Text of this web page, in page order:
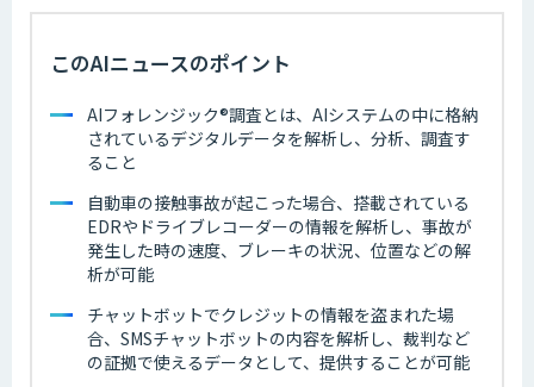
このAIニュースのポイント
AIフォレンジック®️調査とは、AIシステムの中に格納
されているデジタルデータを解析し、分析、調査す
ること
自動車の接触事故が起こった場合、搭載されている
EDRやドライブレコーダーの情報を解析し、事故が
発生した時の速度、ブレーキの状況、位置などの解
析が可能
チャットボットでクレジットの情報を盗まれた場
合、SMSチャットボットの内容を解析し、裁判など
の証拠で使えるデータとして、提供することが可能